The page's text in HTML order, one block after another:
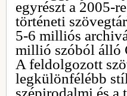
egyrészt a 2005-
történeti
5-6 milliós
millió szóból álló
A feldolgozott
legkülönfélébb
szépirodalmi és a